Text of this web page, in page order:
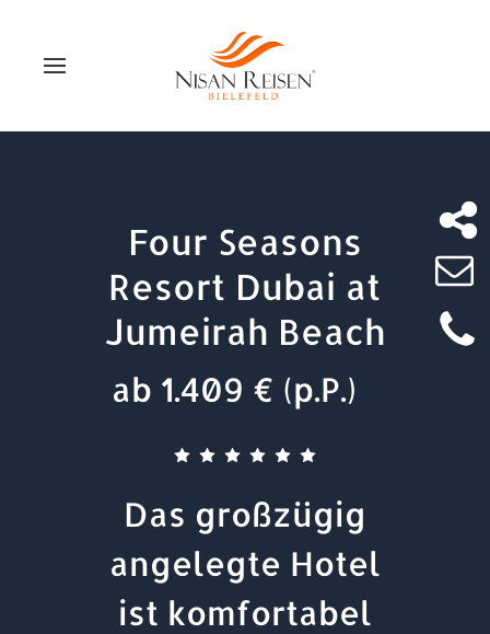
Four Seasons
Resort Dubai at
Jumeirah Beach
ab 1.409 € (p.P.)
Das großzügig
angelegte Hotel
ist komfortabel